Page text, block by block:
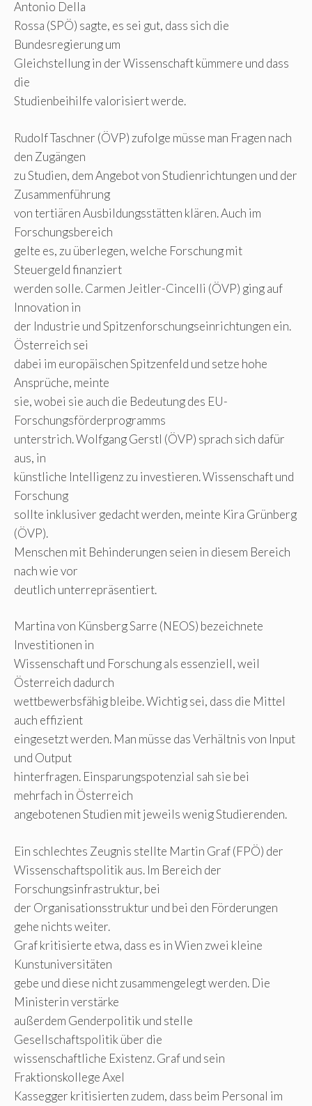
Antonio Della
Rossa (SPÖ) sagte, es sei gut, dass sich die
Bundesregierung um
Gleichstellung in der Wissenschaft kümmere und dass
die
Studienbeihilfe valorisiert werde.
Rudolf Taschner (ÖVP) zufolge müsse man Fragen nach
den Zugängen
zu Studien, dem Angebot von Studienrichtungen und der
Zusammenführung
von tertiären Ausbildungsstätten klären. Auch im
Forschungsbereich
gelte es, zu überlegen, welche Forschung mit
Steuergeld finanziert
werden solle. Carmen Jeitler-Cincelli (ÖVP) ging auf
Innovation in
der Industrie und Spitzenforschungseinrichtungen ein.
Österreich sei
dabei im europäischen Spitzenfeld und setze hohe
Ansprüche, meinte
sie, wobei sie auch die Bedeutung des EU-
Forschungsförderprogramms
unterstrich. Wolfgang Gerstl (ÖVP) sprach sich dafür
aus, in
künstliche Intelligenz zu investieren. Wissenschaft und
Forschung
sollte inklusiver gedacht werden, meinte Kira Grünberg
(ÖVP).
Menschen mit Behinderungen seien in diesem Bereich
nach wie vor
deutlich unterrepräsentiert.
Martina von Künsberg Sarre (NEOS) bezeichnete
Investitionen in
Wissenschaft und Forschung als essenziell, weil
Österreich dadurch
wettbewerbsfähig bleibe. Wichtig sei, dass die Mittel
auch effizient
eingesetzt werden. Man müsse das Verhältnis von Input
und Output
hinterfragen. Einsparungspotenzial sah sie bei
mehrfach in Österreich
angebotenen Studien mit jeweils wenig Studierenden.
Ein schlechtes Zeugnis stellte Martin Graf (FPÖ) der
Wissenschaftspolitik aus. Im Bereich der
Forschungsinfrastruktur, bei
der Organisationsstruktur und bei den Förderungen
gehe nichts weiter.
Graf kritisierte etwa, dass es in Wien zwei kleine
Kunstuniversitäten
gebe und diese nicht zusammengelegt werden. Die
Ministerin verstärke
außerdem Genderpolitik und stelle
Gesellschaftspolitik über die
wissenschaftliche Existenz. Graf und sein
Fraktionskollege Axel
Kassegger kritisierten zudem, dass beim Personal im